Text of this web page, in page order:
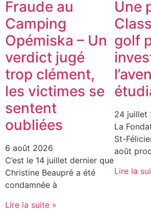
Fraude au
Camping
Opémiska – Un
verdict jugé
trop clément,
les victimes se
sentent
oubliées
6 août 2026
C’est le 14 juillet dernier que
Christine Beaupré a été
condamnée à
Lire la suite »
Une
golf
24 juillet
La
St-
août
Lire la